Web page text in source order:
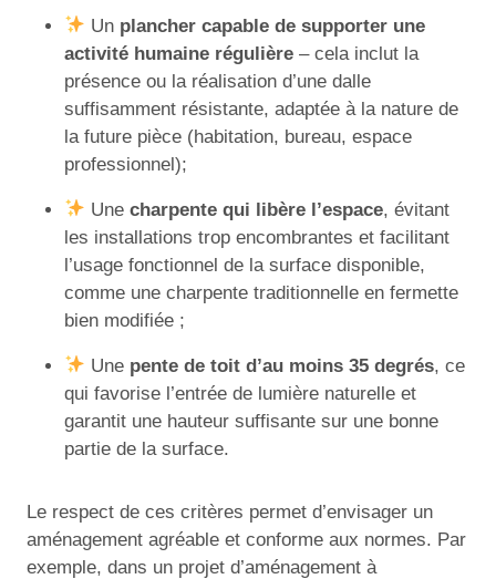
Un plancher capable de supporter une
activité humaine régulière – cela inclut la
présence ou la réalisation d’une dalle
suffisamment résistante, adaptée à la nature de
la future pièce (habitation, bureau, espace
professionnel);
Unecharpente qui libère l’espace, évitant
les installations trop encombrantes et facilitant
l’usage fonctionnel de la surface disponible,
comme une charpente traditionnelle en fermette
bien modifiée ;
Une pente de toit d’au moins 35 degrés, ce
qui favorise l’entrée de lumière naturelle et
garantit une hauteur suffisante sur une bonne
partie de la surface.
Le respect de ces critères permet d’envisager un
aménagement agréable et conforme aux normes. Par
exemple, dans un projet d’aménagement à